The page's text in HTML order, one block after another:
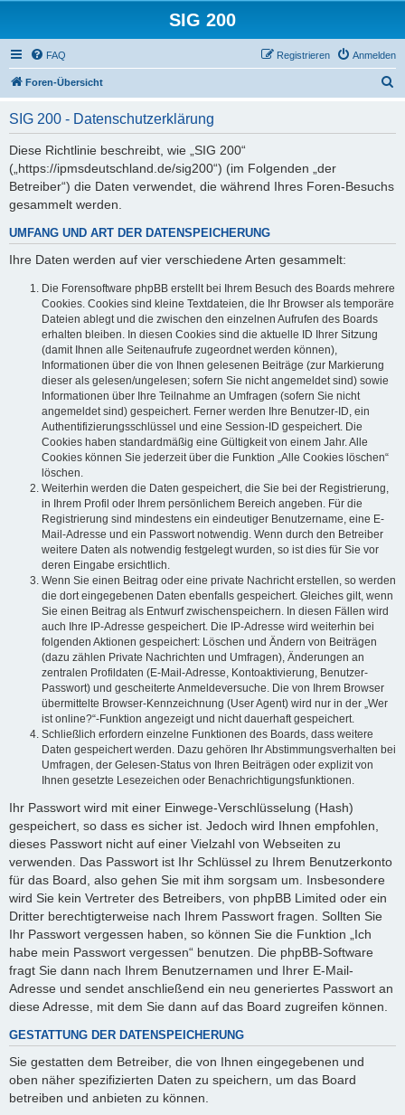
SIG 200
FAQ Anmelden
Registrieren
Foren-Übersicht
SIG 200 - Datenschutzerklärung
Diese Richtlinie beschreibt, wie „SIG 200“
(„https://ipmsdeutschland.de/sig200“) (im Folgenden „der
Betreiber“) die Daten verwendet, die während Ihres Foren-Besuchs
gesammelt werden.
UMFANG UND ART DER DATENSPEICHERUNG
Ihre Daten werden auf vier verschiedene Arten gesammelt:
Die Forensoftware phpBB erstellt bei Ihrem Besuch des Boards mehrere
Cookies. Cookies sind kleine Textdateien, die Ihr Browser als temporäre
Dateien ablegt und die zwischen den einzelnen Aufrufen des Boards
erhalten bleiben. In diesen Cookies sind die aktuelle ID Ihrer Sitzung
(damit Ihnen alle Seitenaufrufe zugeordnet werden können),
Informationen über die von Ihnen gelesenen Beiträge (zur Markierung
dieser als gelesen/ungelesen; sofern Sie nicht angemeldet sind) sowie
Informationen über Ihre Teilnahme an Umfragen (sofern Sie nicht
angemeldet sind) gespeichert. Ferner werden Ihre Benutzer-ID, ein
Authentifizierungsschlüssel und eine Session-ID gespeichert. Die
Cookies haben standardmäßig eine Gültigkeit von einem Jahr. Alle
Cookies können Sie jederzeit über die Funktion „Alle Cookies löschen“
löschen.
Weiterhin werden die Daten gespeichert, die Sie bei der Registrierung,
in Ihrem Profil oder Ihrem persönlichem Bereich angeben. Für die
Registrierung sind mindestens ein eindeutiger Benutzername, eine E-
Mail-Adresse und ein Passwort notwendig. Wenn durch den Betreiber
weitere Daten als notwendig festgelegt wurden, so ist dies für Sie vor
deren Eingabe ersichtlich.
Wenn Sie einen Beitrag oder eine private Nachricht erstellen, so werden
die dort eingegebenen Daten ebenfalls gespeichert. Gleiches gilt, wenn
Sie einen Beitrag als Entwurf zwischenspeichern. In diesen Fällen wird
auch Ihre IP-Adresse gespeichert. Die IP-Adresse wird weiterhin bei
folgenden Aktionen gespeichert: Löschen und Ändern von Beiträgen
(dazu zählen Private Nachrichten und Umfragen), Änderungen an
zentralen Profildaten (E-Mail-Adresse, Kontoaktivierung, Benutzer-
Passwort) und gescheiterte Anmeldeversuche. Die von Ihrem Browser
übermittelte Browser-Kennzeichnung (User Agent) wird nur in der „Wer
ist online?“-Funktion angezeigt und nicht dauerhaft gespeichert.
Schließlich erfordern einzelne Funktionen des Boards, dass weitere
Daten gespeichert werden. Dazu gehören Ihr Abstimmungsverhalten bei
Umfragen, der Gelesen-Status von Ihren Beiträgen oder explizit von
Ihnen gesetzte Lesezeichen oder Benachrichtigungsfunktionen.
Ihr Passwort wird mit einer Einwege-Verschlüsselung (Hash)
gespeichert, so dass es sicher ist. Jedoch wird Ihnen empfohlen,
dieses Passwort nicht auf einer Vielzahl von Webseiten zu
verwenden. Das Passwort ist Ihr Schlüssel zu Ihrem Benutzerkonto
für das Board, also gehen Sie mit ihm sorgsam um. Insbesondere
wird Sie kein Vertreter des Betreibers, von phpBB Limited oder ein
Dritter berechtigterweise nach Ihrem Passwort fragen. Sollten Sie
Ihr Passwort vergessen haben, so können Sie die Funktion „Ich
habe mein Passwort vergessen“ benutzen. Die phpBB-Software
fragt Sie dann nach Ihrem Benutzernamen und Ihrer E-Mail-
Adresse und sendet anschließend ein neu generiertes Passwort an
diese Adresse, mit dem Sie dann auf das Board zugreifen können.
GESTATTUNG DER DATENSPEICHERUNG
Sie gestatten dem Betreiber, die von Ihnen eingegebenen und
oben näher spezifizierten Daten zu speichern, um das Board
betreiben und anbieten zu können.